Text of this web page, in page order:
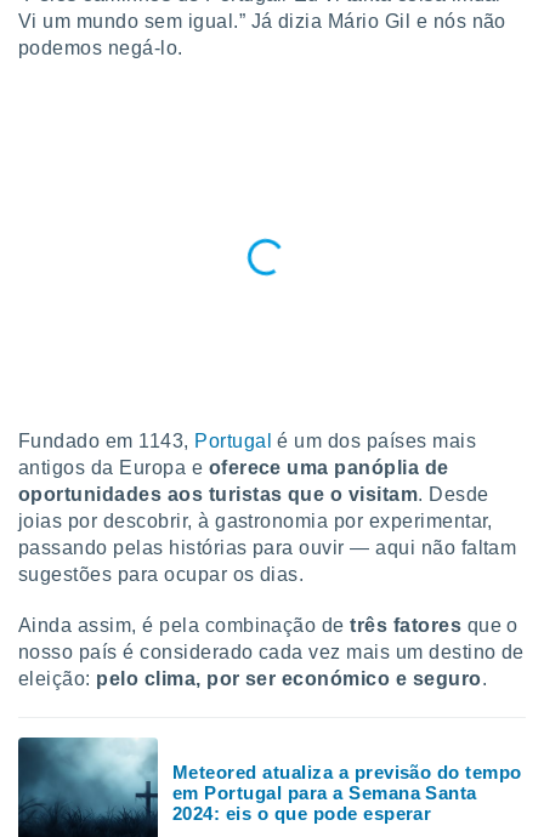
e
a
a
cookies,
site
para
não
cookies
o
Vi um mundo sem igual.” Já dizia Mário Gil e nós não
podemos negá-lo.
Fundado em 1143, Portugal é um dos países mais
antigos da Europa e oferece uma panóplia de
oportunidades aos turistas que o visitam. Desde
joias por descobrir, à gastronomia por experimentar,
passando pelas histórias para ouvir — aqui não faltam
sugestões para ocupar os dias.
Ainda assim, é pela combinação detrês fatores que o
nosso país é considerado cada vez mais um destino de
eleição: pelo clima, por ser económico e seguro.
Meteored atualiza a previsão do tempo
em Portugal para a Semana Santa
2024: eis o que pode esperar